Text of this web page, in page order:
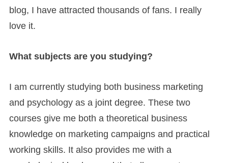
blog, I have attracted thousands of fans. I really
love it.
What subjects are you studying?
I am currently studying both business marketing
and psychology as a joint degree. These two
courses give me both a theoretical business
knowledge on marketing campaigns and practical
working skills. It also provides me with a